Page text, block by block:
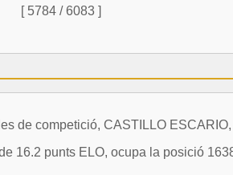
[ 5784 / 6083 ]
de competició, CASTILLO
16.2 punts ELO, ocupa la posició